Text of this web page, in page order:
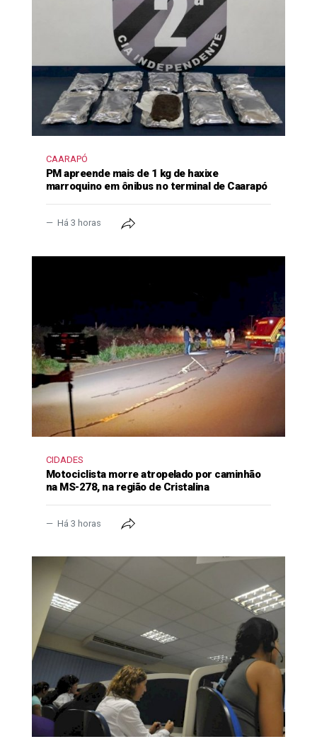
CAARAPÓ
PM apreende mais de 1 kg de haxixe
marroquino em ônibus no terminal de Caarapó
Há 3 horas
CIDADES
Motociclista morre atropelado por caminhão
na MS-278, na região de Cristalina
Há 3 horas